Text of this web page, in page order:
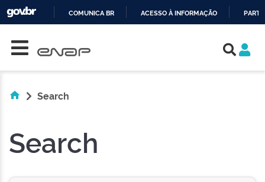
COMUNICA BR ACESSO À INFORMAÇÃO
Search
Search